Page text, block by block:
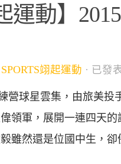
運動】
翊起運動 · 已發
營球星雲集，由旅美
領軍，展開一連四天
雖然還是位國中生，卻